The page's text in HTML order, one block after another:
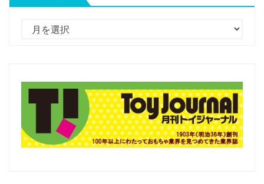
記